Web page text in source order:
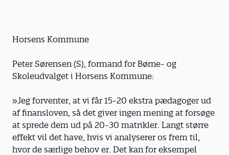
Horsens Kommune
Peter Sørensen (S), formand for Børne- og
Skoleudvalget i Horsens Kommune:
»Jeg forventer, at vi får 15-20 ekstra pædagoger ud
af finansloven, så det giver ingen mening at forsøge
at sprede dem ud på 20-30 matrikler. Langt større
effekt vil det have, hvis vi analyserer os frem til,
hvor de særlige behov er. Det kan for eksempel